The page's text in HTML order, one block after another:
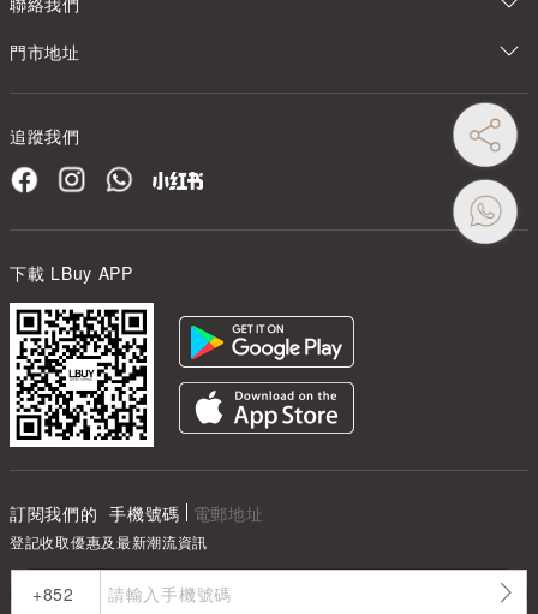
門市地址
追蹤我們
下載 LBuy APP
訂閱我們的 手機號碼 電郵地址
登記收取優惠及最新潮流資訊